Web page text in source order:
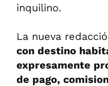
inquilino.
La nueva
con destino
expresamente
de pago,